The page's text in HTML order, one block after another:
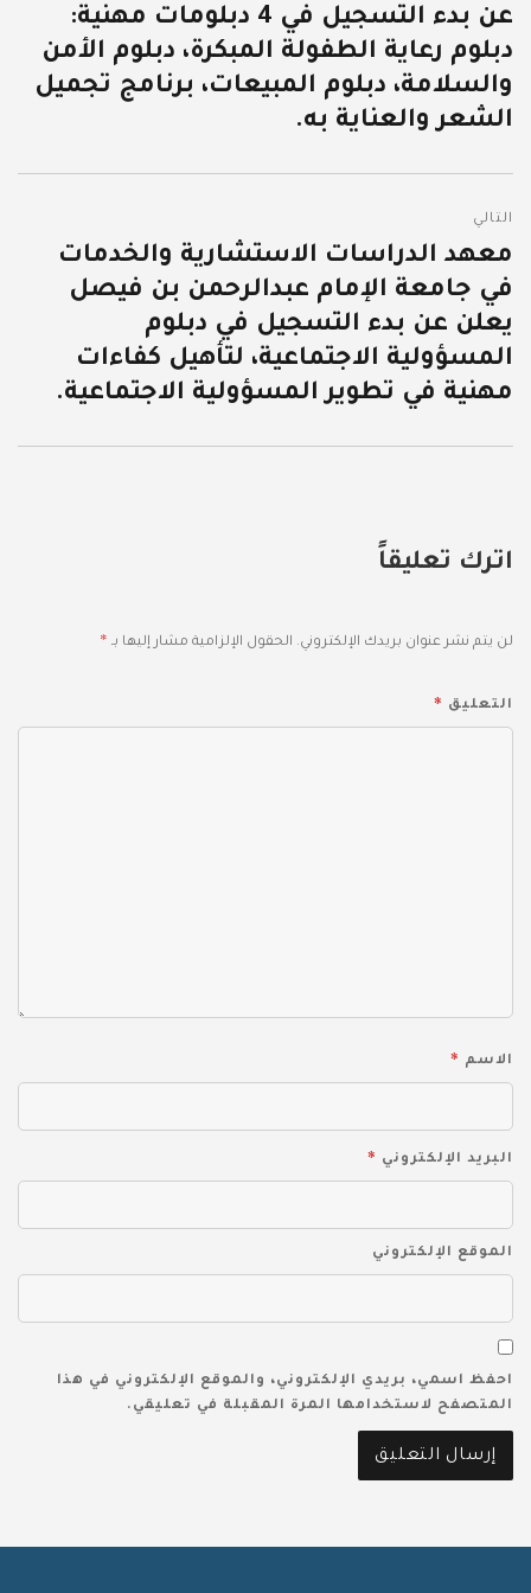
السابقة:
عن بدء التسجيل في 4 دبلومات مهنية:
دبلوم رعاية الطفولة المبكرة، دبلوم الأمن
والسلامة، دبلوم المبيعات، برنامج تجميل
الشعر والعناية به.
التالي
المقالة
التالية:
معهد الدراسات الاستشارية والخدمات
في جامعة الإمام عبدالرحمن بن فيصل
يعلن عن بدء التسجيل في دبلوم
المسؤولية الاجتماعية، لتأهيل كفاءات
مهنية في تطوير المسؤولية الاجتماعية.
اترك تعليقاً
لن يتم نشر عنوان بريدك الإلكتروني. الحقول الإلزامية مشار إليها بـ *
التعليق *
الاسم *
البريد الإلكتروني *
الموقع الإلكتروني
احفظ اسمي، بريدي الإلكتروني، والموقع الإلكتروني في هذا
المتصفح لاستخدامها المرة المقبلة في تعليقي.